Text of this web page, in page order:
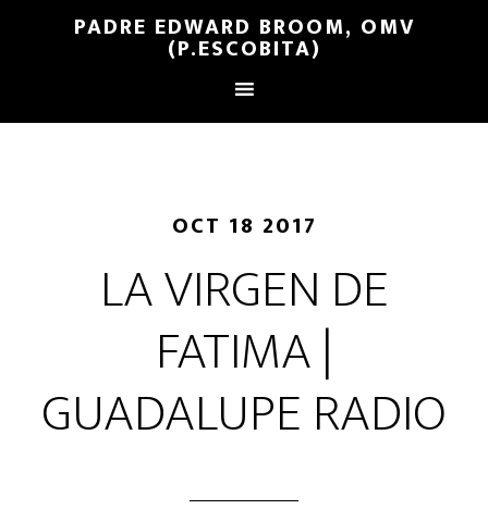
PADRE EDWARD BROOM, OMV
(P.ESCOBITA)
OCT 18 2017
LA VIRGEN DE
FATIMA |
GUADALUPE RADIO